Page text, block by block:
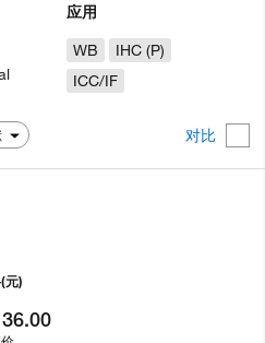
对比
应用
WB
IHC (P)
ICC/IF
(元)